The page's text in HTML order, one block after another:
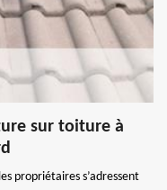
sur toiture à
propriétaires s’adressent